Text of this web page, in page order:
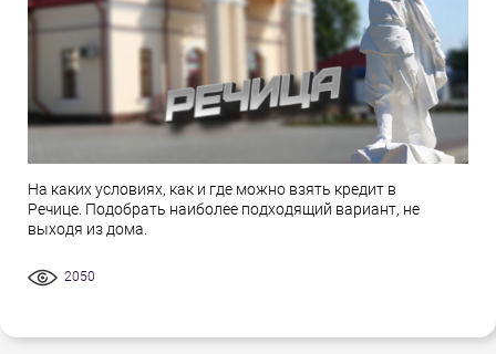
На каких условиях, как и где можно взять кредит в
Речице. Подобрать наиболее подходящий вариант, не
выходя из дома.
2050